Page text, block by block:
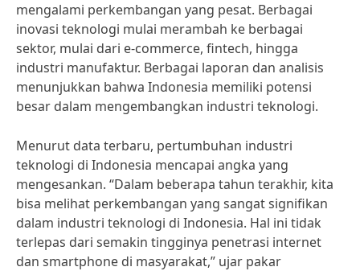
mengalami perkembangan yang pesat. Berbagai
inovasi teknologi mulai merambah ke berbagai
sektor, mulai dari e-commerce, fintech, hingga
industri manufaktur. Berbagai laporan dan analisis
menunjukkan bahwa Indonesia memiliki potensi
besar dalam mengembangkan industri teknologi.
Menurut data terbaru, pertumbuhan industri
teknologi di Indonesia mencapai angka yang
mengesankan. “Dalam beberapa tahun terakhir, kita
bisa melihat perkembangan yang sangat signifikan
dalam industri teknologi di Indonesia. Hal ini tidak
terlepas dari semakin tingginya penetrasi internet
dan smartphone di masyarakat,” ujar pakar